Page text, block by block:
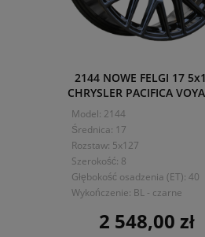
2144 NOWE FELGI 17
CHRYSLER PACIFICA
Model: 2144
Średnica: 17
Rozstaw: 5x127
Szerokość: 8
Głębokość osadzenia (ET): 40
Wykończenie: BL - czarne
Cena
2 548,00 zł